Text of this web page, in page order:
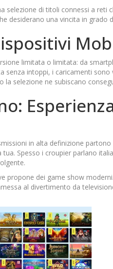
selezione di titoli connessi a reti
desiderano una vincita in grado
limitata o limitata: da
senza intoppi, i caricamenti
la selezione ne subiscano
in alta definizione partono
Spesso i croupier parlano
propone dei game show
al divertimento da